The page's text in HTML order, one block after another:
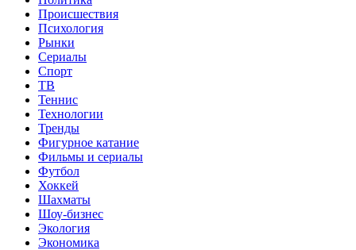
Происшествия
Психология
Рынки
Сериалы
Спорт
ТВ
Теннис
Технологии
Тренды
Фигурное катание
Фильмы и сериалы
Футбол
Хоккей
Шахматы
Шоу-бизнес
Экология
Экономика